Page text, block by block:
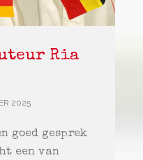
Ria
2025
goed gesprek
een van